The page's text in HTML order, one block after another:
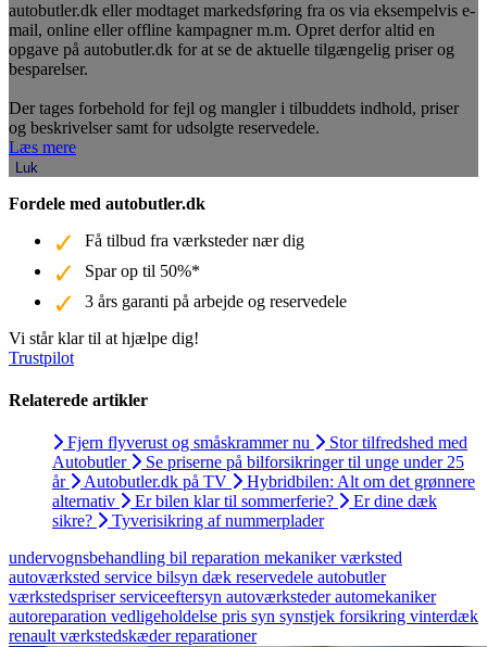
autobutler.dk eller modtaget markedsføring fra os via eksempelvis e-
mail, online eller offline kampagner m.m. Opret derfor altid en
opgave på autobutler.dk for at se de aktuelle tilgængelig priser og
besparelser.
Der tages forbehold for fejl og mangler i tilbuddets indhold, priser
og beskrivelser samt for udsolgte reservedele.
Læs mere
Luk
Fordele med autobutler.dk
Få tilbud fra værksteder nær dig
Spar op til 50%*
3 års garanti på arbejde og reservedele
Vi står klar til at hjælpe dig!
Trustpilot
Relaterede artikler
Fjern flyverust og småskrammer nu
Stor tilfredshed med
Autobutler
Se priserne på bilforsikringer til unge under 25
år
Autobutler.dk på TV
Hybridbilen: Alt om det grønnere
alternativ
Er bilen klar til sommerferie?
Er dine dæk
sikre?
Tyverisikring af nummerplader
undervognsbehandling bil reparation mekanikerværksted
autoværksted service bilsyn dæk reservedele autobutler
værkstedspriserserviceeftersyn autoværkstederautomekaniker
autoreparation vedligeholdelse pris syn synstjek forsikring vinterdæk
renault værkstedskæderreparationer